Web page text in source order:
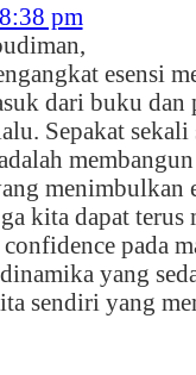
pm
esensi
dari buku dan
Sepakat sekali
menimbulkan
kita dapat terus
pada
yang
sendiri yang